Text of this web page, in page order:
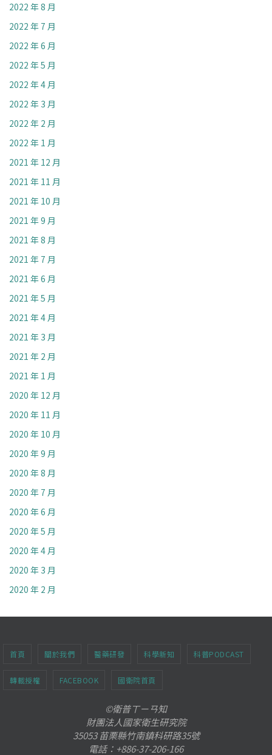
2022 年 8 月
2022 年 7 月
2022 年 6 月
2022 年 5 月
2022 年 4 月
2022 年 3 月
2022 年 2 月
2022 年 1 月
2021 年 12 月
2021 年 11 月
2021 年 10 月
2021 年 9 月
2021 年 8 月
2021 年 7 月
2021 年 6 月
2021 年 5 月
2021 年 4 月
2021 年 3 月
2021 年 2 月
2021 年 1 月
2020 年 12 月
2020 年 11 月
2020 年 10 月
2020 年 9 月
2020 年 8 月
2020 年 7 月
2020 年 6 月
2020 年 5 月
2020 年 4 月
2020 年 3 月
2020 年 2 月
首頁 關於我們 醫藥研發 科學新知 科普PODCAST
轉載授權 FACEBOOK 國衛院首頁
©衛普ㄒㄧㄢ知
財團法人國家衛生研究院
35053 苗栗縣竹南鎮科研路35號
電話：+886-37-206-166